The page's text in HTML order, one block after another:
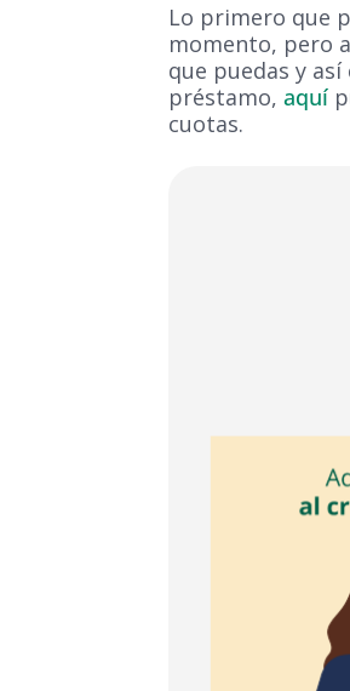
Lo primero que
momento, pero
que puedas y
préstamo, aquí
cuotas.